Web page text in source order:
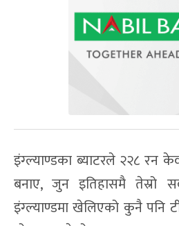
इंग्ल्याण्डका ब्याटरले २२८ रन
बनाए, जुन इतिहासमै तेस्रो
इंग्ल्याण्डमा खेलिएको कुनै पनि